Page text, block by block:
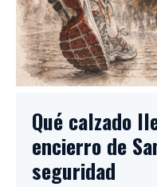
Qué calzado
encierro de
seguridad